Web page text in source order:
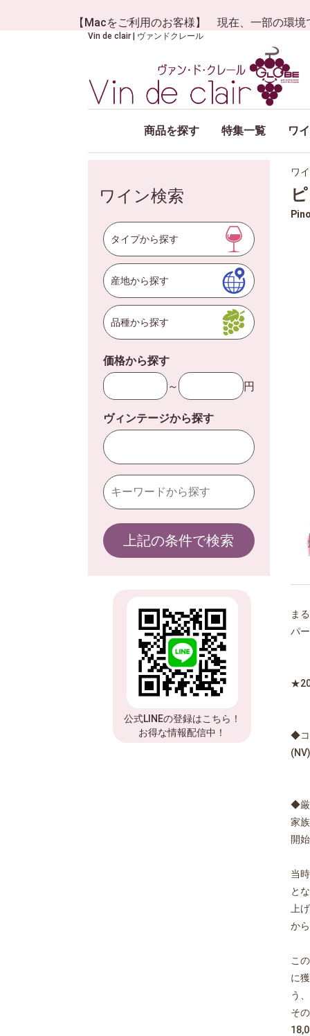
【Macをご利用のお客様】 現在、一部の環境
Vin de clair | ヴァンドクレール
商品を探す 特集一覧 ワ
ワイン検索
タイプから探す
産地から探す
品種から探す
価格から探す
～
円
ヴィンテージから探す
上記の条件で検索
公式LINEの登録はこちら！
お得な情報配信中！
ワ
ま
パ
◆コ
◆厳
家
開
当
と
上
か
こ
に
う
そ